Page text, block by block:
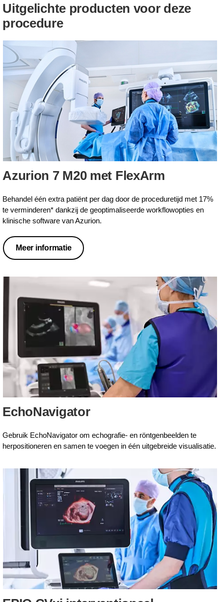
Uitgelichte producten voor deze
procedure
Azurion 7 M20 met FlexArm
Behandel één extra patiënt per dag door de proceduretijd met 17%
te verminderen* dankzij de geoptimaliseerde workflowopties en
klinische software van Azurion.
Meer informatie
EchoNavigator
Gebruik EchoNavigator om echografie- en röntgenbeelden te
herpositioneren en samen te voegen in één uitgebreide visualisatie.